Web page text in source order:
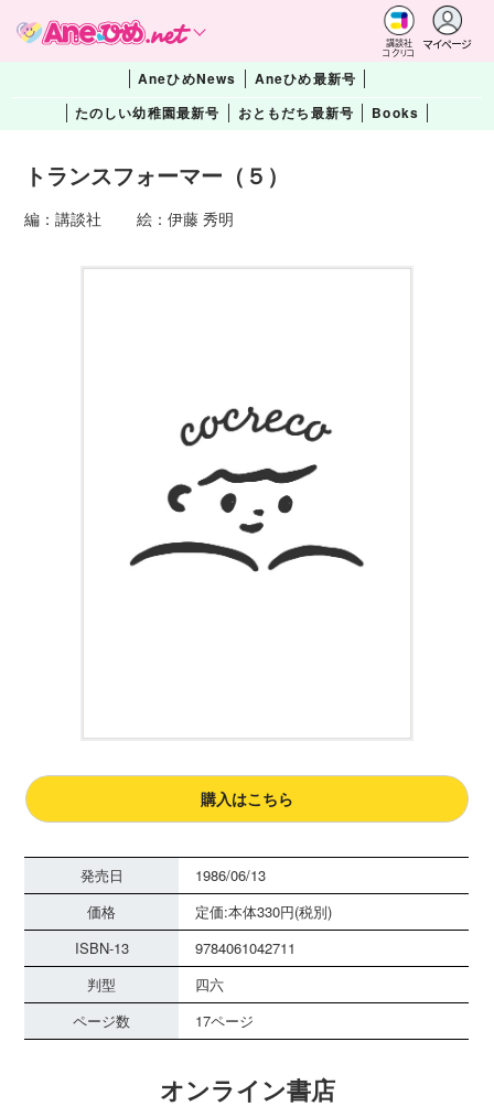
講談社
コクリコ
マイページ
AneひめNews
Aneひめ最新号
たのしい幼稚園最新号
おともだち最新号 Books
トランスフォーマー（５）
編：講談社 絵：伊藤 秀明
購入はこちら
発売日
1986/06/13
価格
定価:本体330円(税別)
ISBN-13
9784061042711
判型
四六
ページ数
17ページ
オンライン書店